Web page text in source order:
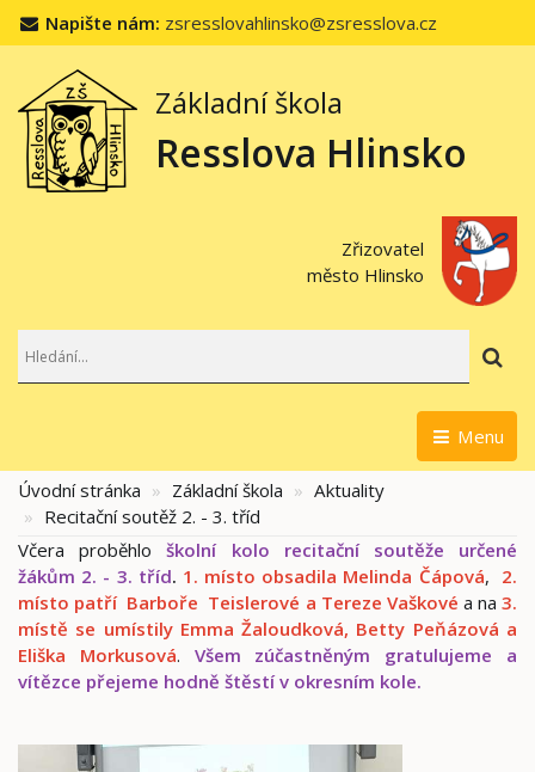
Napište nám: zsresslovahlinsko@zsresslova.cz
Základní škola
Resslova Hlinsko
Zřizovatel
město Hlinsko
Menu
Úvodní stránka Základní škola
Aktuality
Recitační soutěž 2. - 3. tříd
Včera proběhlo
školní kolo recitační soutěže určené
žákům 2. - 3. tříd. 1. místo obsadila Melinda Čápová, 2.
místo patří Barboře Teislerové a Tereze Vaškové a na3.
místě se umístily Emma Žaloudková, Betty Peňázová a
Eliška Morkusová. Všem zúčastněným gratulujeme a
vítězce přejeme hodně štěstí v okresním kole.